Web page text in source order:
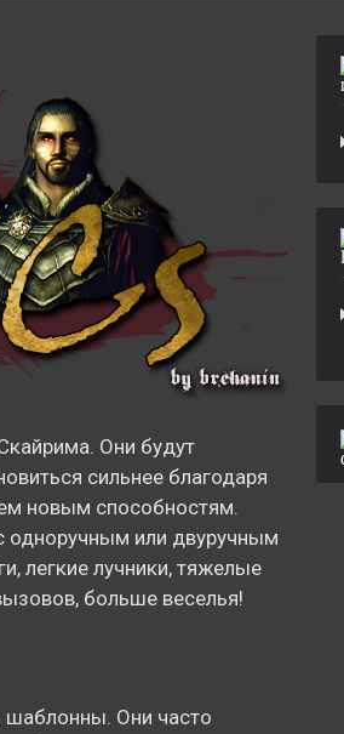
Они будут
сильнее благодаря
новым способностям.
одноручным или двуручным
легкие лучники, тяжелые
больше веселья!
Они часто